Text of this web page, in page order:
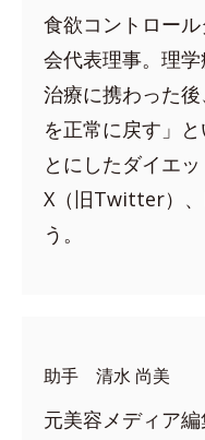
食欲コントロー
会代表理事。理
治療に携わった
を正常に戻す」
とにしたダイエ
X（旧Twitter）
う。
助手 清水 尚美
元美容メディア